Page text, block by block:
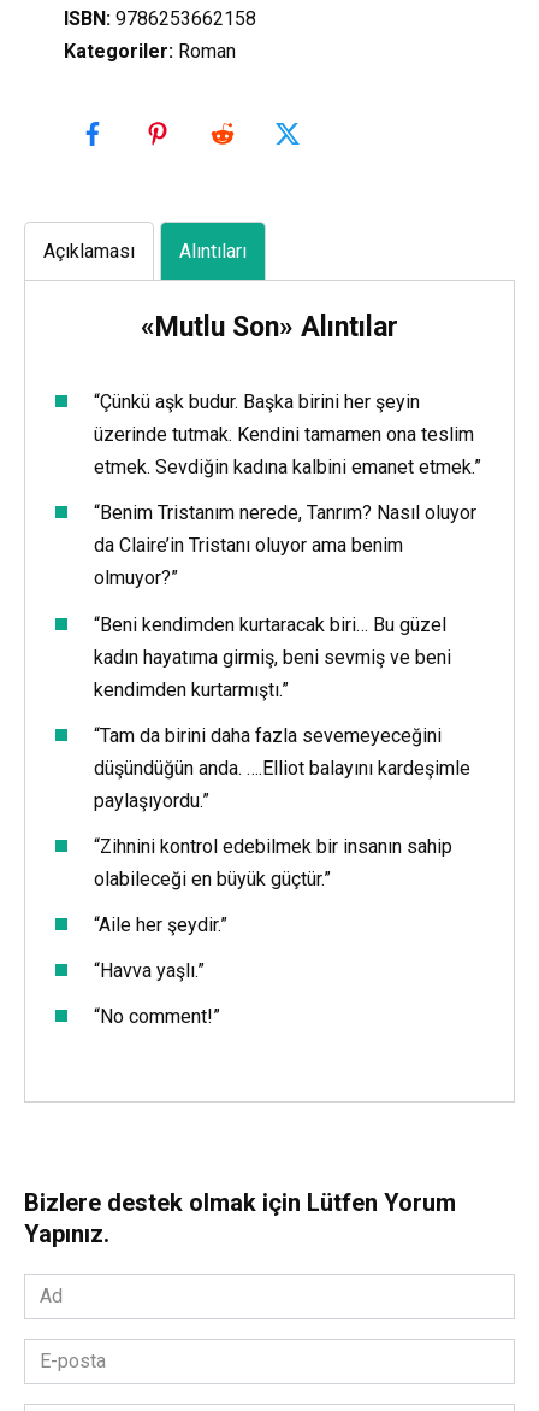
ISBN:9786253662158
Kategoriler:Roman
Açıklaması Alıntıları
«Mutlu Son» Alıntılar
“Çünkü aşk budur. Başka birini her şeyin
üzerinde tutmak. Kendini tamamen ona teslim
etmek. Sevdiğin kadına kalbini emanet etmek.”
“Benim Tristanım nerede, Tanrım? Nasıl oluyor
da Claire’in Tristanı oluyor ama benim
olmuyor?”
“Beni kendimden kurtaracak biri… Bu güzel
kadın hayatıma girmiş, beni sevmiş ve beni
kendimden kurtarmıştı.”
“Tam da birini daha fazla sevemeyeceğini
düşündüğün anda. ….Elliot balayını kardeşimle
paylaşıyordu.”
“Zihnini kontrol edebilmek bir insanın sahip
olabileceği en büyük güçtür.”
“Aile her şeydir.”
“Havva yaşlı.”
“No comment!”
Bizlere destek olmak için Lütfen Yorum
Yapınız.
Ad
*
posta